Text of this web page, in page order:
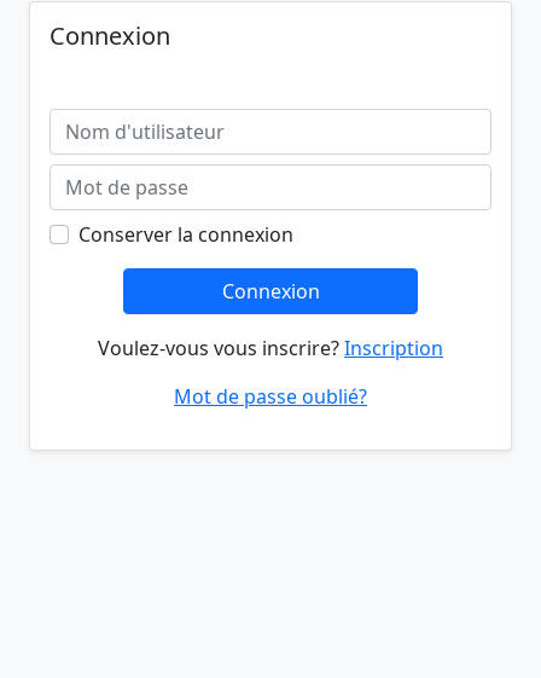
Connexion
Conserver la connexion
Connexion
Voulez-vous vous inscrire?Inscription
Mot de passe oublié?